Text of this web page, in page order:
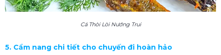
Cá Thòi Lòi Nướng Trui
5. Cẩm nang chi tiết cho chuyến đi hoàn hảo